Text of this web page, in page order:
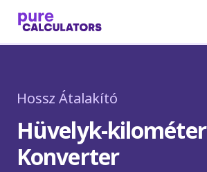
Hossz Átalakító
Hüvelyk-kilométer
Konverter